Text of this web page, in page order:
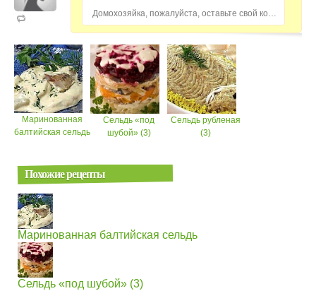
Домохозяйка, пожалуйста, оставьте свой комментарий...
Маринованная
балтийская сельдь
Сельдь «под
шубой» (3)
Сельдь рубленая
(3)
Похожие рецепты
Маринованная балтийская сельдь
Сельдь «под шубой» (3)